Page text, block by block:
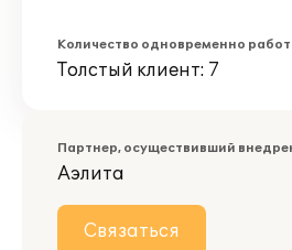
Количество одновременно
Толстый клиент: 7
Партнер, осуществивший
Аэлита
Связаться